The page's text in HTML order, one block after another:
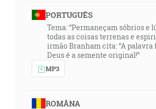
PORTUGUÊS
Tema: “Permaneçam sóbrios e
todas as coisas terrenas e
irmão Branham cita: “A palavra
Deus é a semente original!”
MP3
ROMÂNA